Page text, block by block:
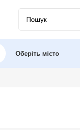
Оберіть місто